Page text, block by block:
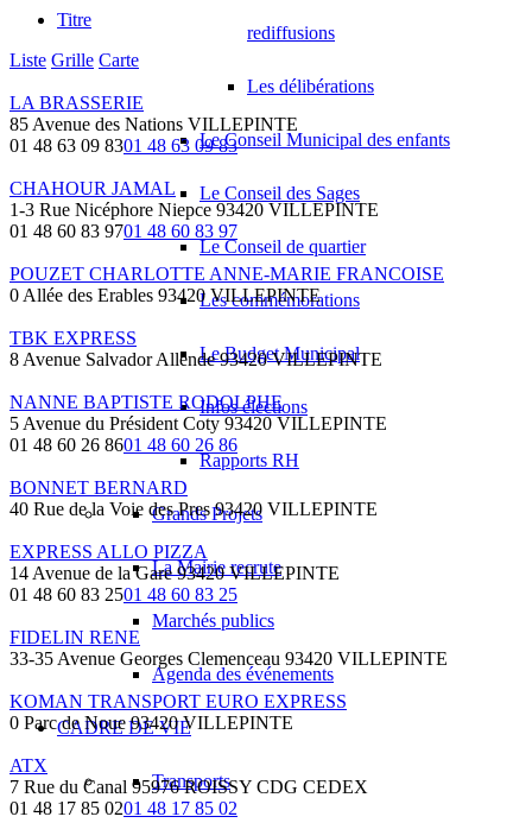
rediffusions
Les délibérations
Le Conseil Municipal des enfants
Le Conseil des Sages
Le Conseil de quartier
Les commémorations
Le Budget Municipal
Infos élections
Rapports RH
Grands Projets
La Mairie recrute
Marchés publics
Agenda des événements
CADRE DE VIE
Transports
Titre
Liste Grille Carte
LA BRASSERIE
85 Avenue des Nations VILLEPINTE
01 48 63 09 8301 48 63 09 83
CHAHOUR JAMAL
1-3 Rue Nicéphore Niepce 93420 VILLEPINTE
01 48 60 83 9701 48 60 83 97
POUZET CHARLOTTE ANNE-MARIE FRANCOISE
0 Allée des Erables 93420 VILLEPINTE
TBK EXPRESS
8 Avenue Salvador Allende 93420 VILLEPINTE
NANNE BAPTISTE RODOLPHE
5 Avenue du Président Coty 93420 VILLEPINTE
01 48 60 26 8601 48 60 26 86
BONNET BERNARD
40 Rue de la Voie des Pres 93420 VILLEPINTE
EXPRESS ALLO PIZZA
14 Avenue de la Gare 93420 VILLEPINTE
01 48 60 83 2501 48 60 83 25
FIDELIN RENE
33-35 Avenue Georges Clemenceau 93420 VILLEPINTE
KOMAN TRANSPORT EURO EXPRESS
0 Parc de Noue 93420 VILLEPINTE
ATX
7 Rue du Canal 95976 ROISSY CDG CEDEX
01 48 17 85 0201 48 17 85 02